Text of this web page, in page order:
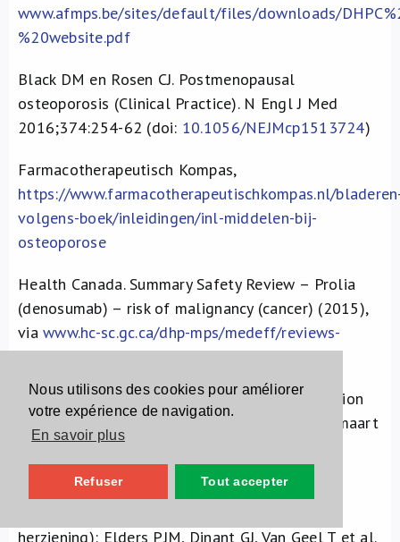
Nous utilisons des cookies pour améliorer
votre expérience de navigation.
En savoir plus
Refuser Tout accepter
www.afmps.be/sites/default/files/downloads/
%20website.pdf
Black DM en Rosen CJ. Postmenopausal
osteoporosis (Clinical Practice). N Engl J Med
2016;374:254-62 (doi: 10.1056/NEJMcp1513724)
Farmacotherapeutisch Kompas,
https://www.farmacotherapeutischkompas.nl/
volgens-boek/inleidingen/inl-middelen-bij-
osteoporose
Health Canada. Summary Safety Review – Prolia
(denosumab) – risk of malignancy (cancer) (2015),
viawww.hc-sc.gc.ca/dhp-mps/medeff/reviews-
examens/prolia-eng.php
Management of osteoporosis and the prevention
of fragility fractures. SIGN Guideline n° 142 (maart
2015) via
https://sign.ac.uk/guidelines/fulltext/142/
herziening): Elders PJM, Dinant GJ, Van Geel T et al.